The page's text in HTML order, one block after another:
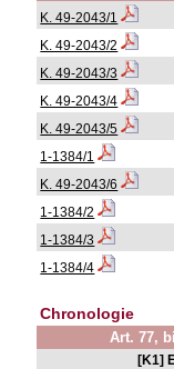
K. 49-2043/1
K. 49-2043/2
K. 49-2043/3
K. 49-2043/4
K. 49-2043/5
1-1384/1
K. 49-2043/6
1-1384/2
1-1384/3
1-1384/4
Chronologie
Art. 77,
[K1]